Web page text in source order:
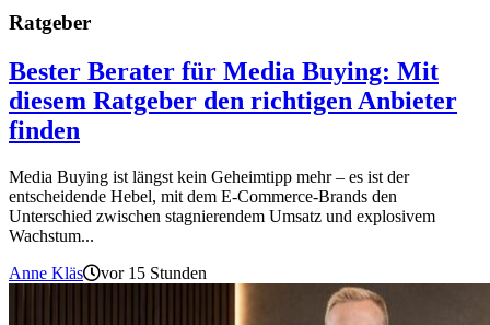
Ratgeber
Bester Berater für Media Buying: Mit
diesem Ratgeber den richtigen Anbieter
finden
Media Buying ist längst kein Geheimtipp mehr – es ist der
entscheidende Hebel, mit dem E-Commerce-Brands den
Unterschied zwischen stagnierendem Umsatz und explosivem
Wachstum...
Anne Kläs
vor 15 Stunden